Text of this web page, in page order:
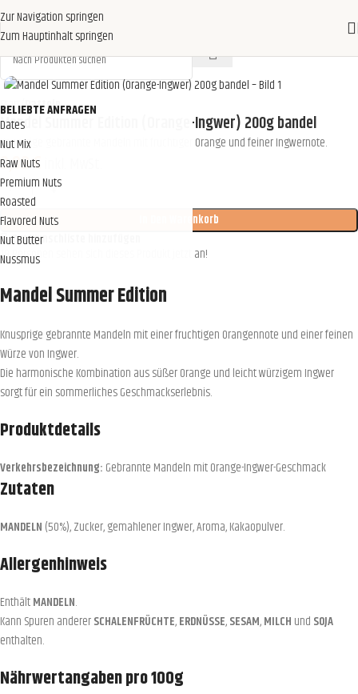
Zur Navigation springen
Zum Hauptinhalt springen
Start Datteln
Mandel Summer Edition (Orange-Ingwer) 200g bandel
Knusprige gebrannte Mandeln mit fruchtiger Orange und feiner Ingwernote.
9,99€
In Den Warenkorb
Zur Wunschliste hinzufügen
19 Personen sehen sich dieses Produkt jetzt an!
Mandel Summer Edition
Knusprige gebrannte Mandeln mit einer fruchtigen Orangennote und einer feinen
Würze von Ingwer.
Die harmonische Kombination aus süßer Orange und leicht würzigem Ingwer
sorgt für ein sommerliches Geschmackserlebnis.
Produktdetails
Verkehrsbezeichnung: Gebrannte Mandeln mit Orange-Ingwer-Geschmack
Zutaten
MANDELN (50%), Zucker, gemahlener Ingwer, Aroma, Kakaopulver.
Allergenhinweis
EnthältMANDELN.
Kann Spuren andererSCHALENFRÜCHTE,ERDNÜSSE,SESAM,MILCH und SOJA
enthalten.
Nährwertangaben pro 100g
BELIEBTE ANFRAGEN
Dates
Nut Mix
Raw Nuts
Premium Nuts
Roasted
Flavored Nuts
Nut Butter
Nussmus